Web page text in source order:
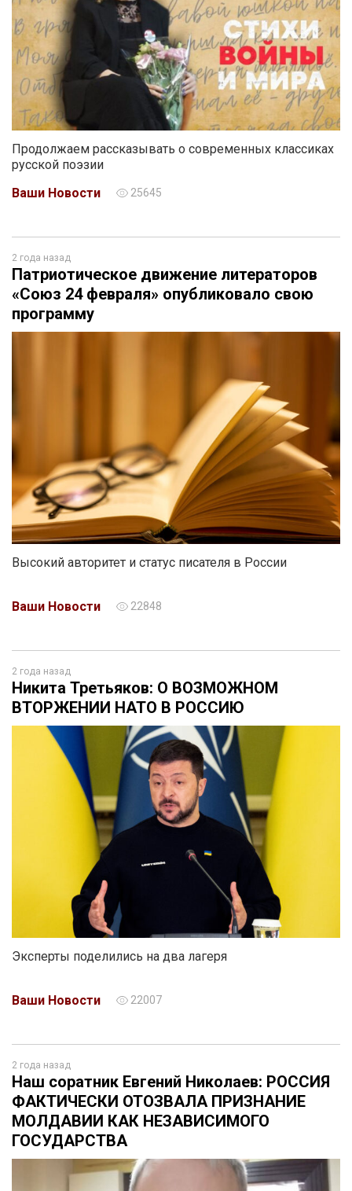
Продолжаем рассказывать о современных классиках
русской поэзии
Ваши Новости
25645
2 года назад
Патриотическое движение литераторов
«Союз 24 февраля» опубликовало свою
программу
Высокий авторитет и статус писателя в России
Ваши Новости 22848
2 года назад
Никита Третьяков: О ВОЗМОЖНОМ
ВТОРЖЕНИИ НАТО В РОССИЮ
Эксперты поделились на два лагеря
Ваши Новости 22007
2 года назад
Наш соратник Евгений Николаев: РОССИЯ
ФАКТИЧЕСКИ ОТОЗВАЛА ПРИЗНАНИЕ
МОЛДАВИИ КАК НЕЗАВИСИМОГО
ГОСУДАРСТВА